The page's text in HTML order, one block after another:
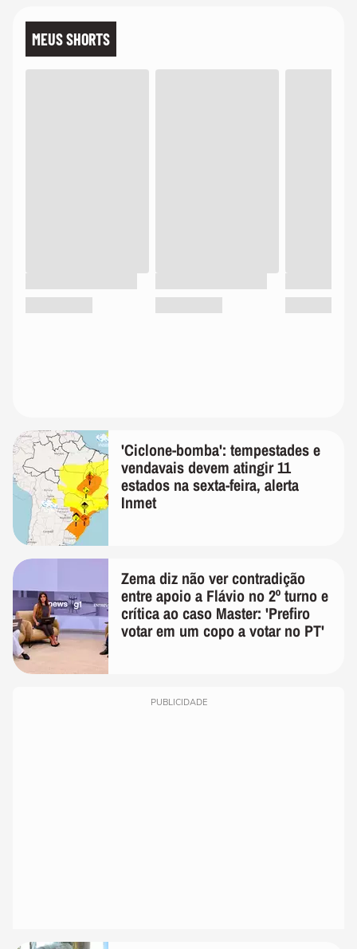
MEUS SHORTS
'Ciclone-bomba': tempestades e
vendavais devem atingir 11
estados na sexta-feira, alerta
Inmet
Zema diz não ver contradição
entre apoio a Flávio no 2º turno e
crítica ao caso Master: 'Prefiro
votar em um copo a votar no PT'
PUBLICIDADE